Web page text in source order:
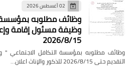
02 أغسطس 2026
وظائف مطلوبه بمؤسسة
وظيفة مسئول إقامة
2026/8/15
وظائف مطلوبه بمؤسسة التكافل الاجتماعي
التقديم حتى 2026/8/15 للذكور والإناث اعلان…